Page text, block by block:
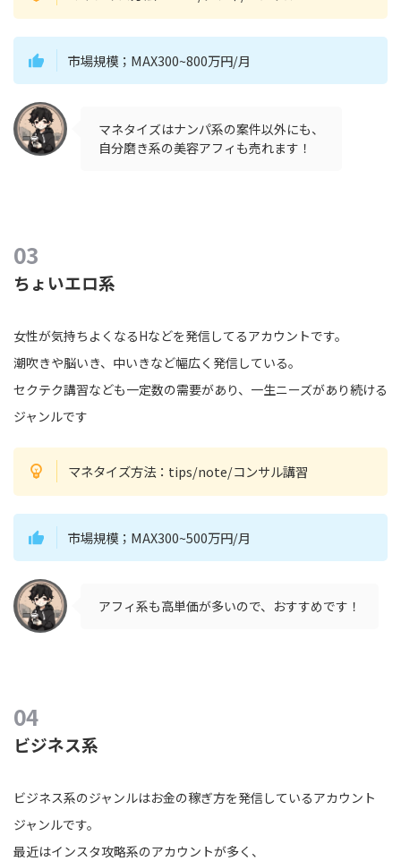
市場規模；MAX300~800万円/月
マネタイズはナンパ系の案件以外にも、
自分磨き系の美容アフィも売れます！
ちょいエロ系
女性が気持ちよくなるHなどを発信してるアカウントです。
潮吹きや脳いき、中いきなど幅広く発信している。
セクテク講習なども一定数の需要があり、一生ニーズがあり続ける
ジャンルです
マネタイズ方法：tips/note/コンサル講習
市場規模；MAX300~500万円/月
アフィ系も高単価が多いので、おすすめです！
ビジネス系
ビジネス系のジャンルはお金の稼ぎ方を発信しているアカウント
ジャンルです。
最近はインスタ攻略系のアカウントが多く、